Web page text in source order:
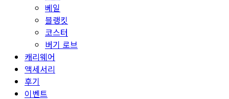
베일
블랭킷
코스터
버기 로브
캐리웨어
액세서리
후기
이벤트